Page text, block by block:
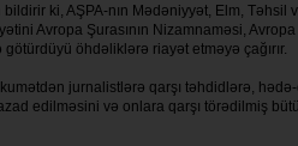
bildirir ki, AŞPA-nın Mədəniyyət, Elm,
Avropa Şurasının Nizamnaməsi,
öhdəliklərə riayət etməyə çağırır.
jurnalistlərə qarşı təhdidlərə,
edilməsini və onlara qarşı törədilmiş